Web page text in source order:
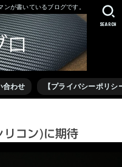
が書いているブログです。
合わせ 【プライバシーポリシ
SEARCH
コン)に期待